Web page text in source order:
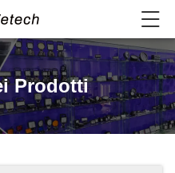
Prodotti